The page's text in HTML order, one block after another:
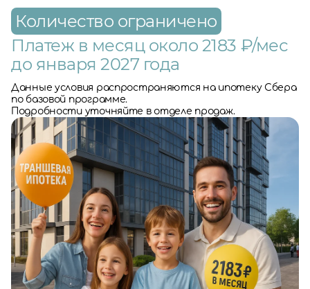
Количество ограничено
Платеж в месяц около 2183 ₽/мес
до января 2027 года
Данные условия распространяются на ипотеку Сбера
по базовой программе.
Подробности уточняйте в отделе продаж.